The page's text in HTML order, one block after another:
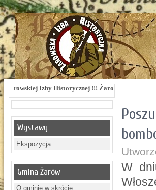
Historycznej !!! Żarowska Izba Historyczna, ul.
Wystawy
Ekspozycja
Gmina Żarów
O gminie w skrócie
W